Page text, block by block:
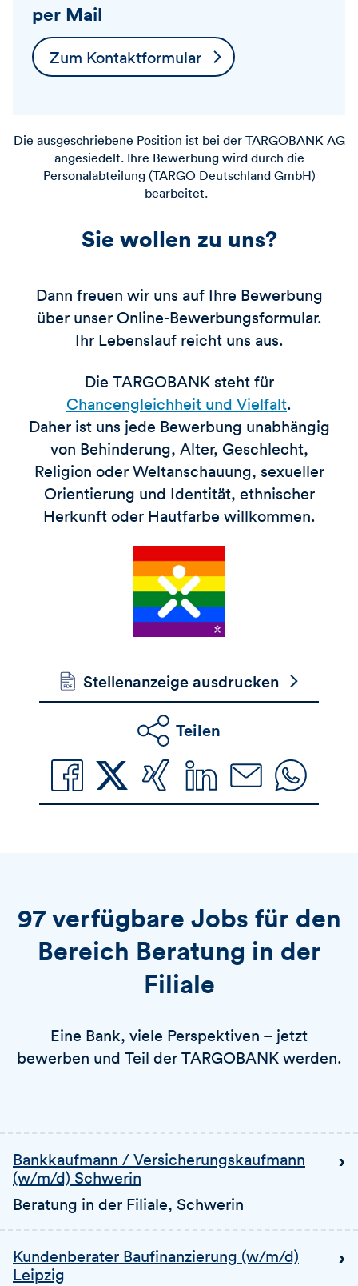
per Mail
Zum Kontaktformular
Die ausgeschriebene Position ist bei der TARGOBANK AG
angesiedelt. Ihre Bewerbung wird durch die
Personalabteilung (TARGO Deutschland GmbH)
bearbeitet.
Sie wollen zu uns?
Dann freuen wir uns auf Ihre Bewerbung
über unser Online-Bewerbungsformular.
Ihr Lebenslauf reicht uns aus.
Die TARGOBANK steht für
Chancengleichheit und Vielfalt.
Daher ist uns jede Bewerbung unabhängig
von Behinderung, Alter, Geschlecht,
Religion oder Weltanschauung, sexueller
Orientierung und Identität, ethnischer
Herkunft oder Hautfarbe willkommen.
Stellenanzeige ausdrucken
Teilen
97 verfügbare Jobs für den
Bereich Beratung in der
Filiale
Eine Bank, viele Perspektiven – jetzt
bewerben und Teil der TARGOBANK werden.
Bankkaufmann / Versicherungskaufmann
(w/m/d) Schwerin
Beratung in der Filiale, Schwerin
Kundenberater Baufinanzierung (w/m/d)
Leipzig